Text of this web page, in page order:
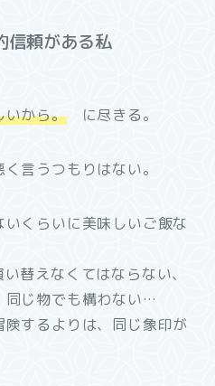
信頼がある私
いから。に尽きる。
言うつもりはない。
くらいに美味しいご飯な
替えなくてはならない、
同じ物でも構わない…
するよりは、同じ象印が